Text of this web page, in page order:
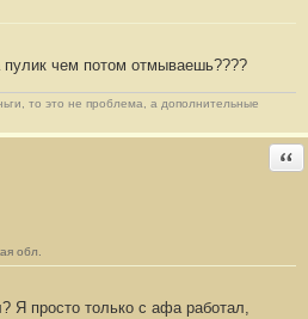
чем потом отмываешь????
то это не проблема, а дополнительные
обл.
Я просто только с афа работал,